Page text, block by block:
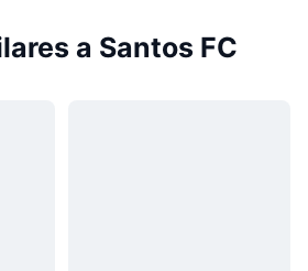
a Santos FC